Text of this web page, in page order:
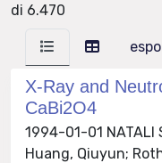
di 6.470
X-Ray and
CaBi2O4
1994-01-01 NATALI
Huang, Qiuyun;